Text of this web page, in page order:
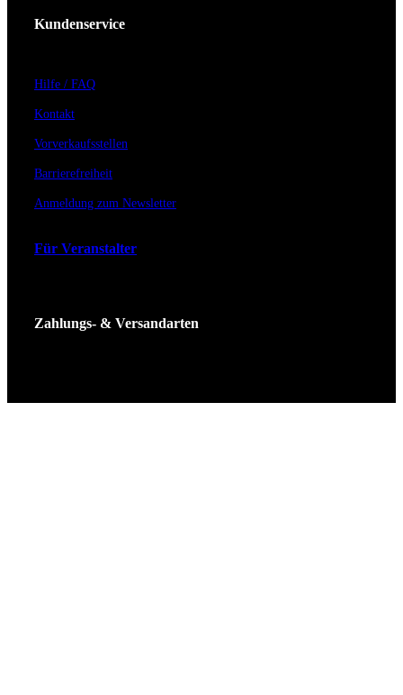
Kundenservice
Hilfe / FAQ
Kontakt
Vorverkaufsstellen
Barrierefreiheit
Anmeldung zum Newsletter
Für Veranstalter
Zahlungs- & Versandarten